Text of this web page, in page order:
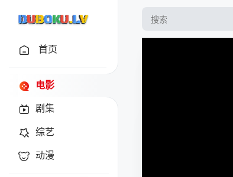
首页
电影
剧集
综艺
动漫